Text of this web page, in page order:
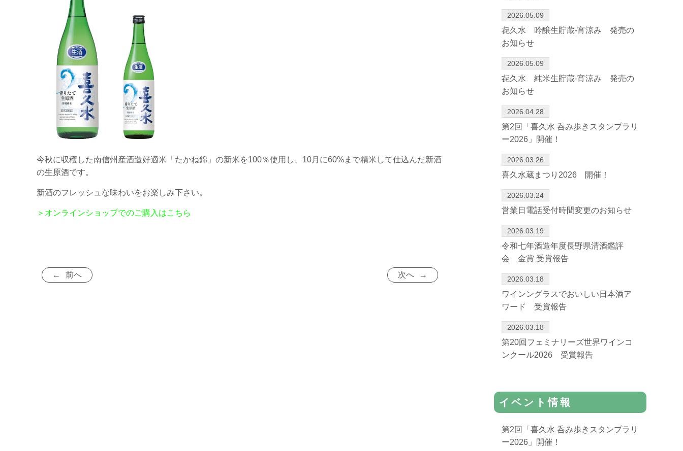
今秋に収穫した南信州産酒造好適米「たかね錦」の新米を100％使用し、10月に60%まで精米して仕込んだ新酒
の生原酒です。
新酒のフレッシュな味わいをお楽しみ下さい。
＞オンラインショップでのご購入はこちら
前へ 次へ
2026.05.09
㐂久水 吟醸生貯蔵-宵涼み 発売の
お知らせ
2026.05.09
㐂久水 純米生貯蔵-宵涼み 発売の
お知らせ
2026.04.28
第2回「喜久水 呑み歩きスタンプラリ
ー2026」開催！
2026.03.26
喜久水蔵まつり2026 開催！
2026.03.24
営業日電話受付時間変更のお知らせ
2026.03.19
令和七年酒造年度長野県清酒鑑評
会 金賞 受賞報告
2026.03.18
ワインングラスでおいしい日本酒ア
ワード 受賞報告
2026.03.18
第20回フェミナリーズ世界ワインコ
ンクール2026 受賞報告
イベント情報
第2回「喜久水 呑み歩きスタンプラリ
ー2026」開催！